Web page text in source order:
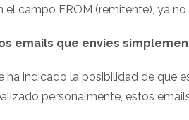
el campo FROM (remitente), ya
emails que envíes
ha indicado la posibilidad de que
personalmente, estos